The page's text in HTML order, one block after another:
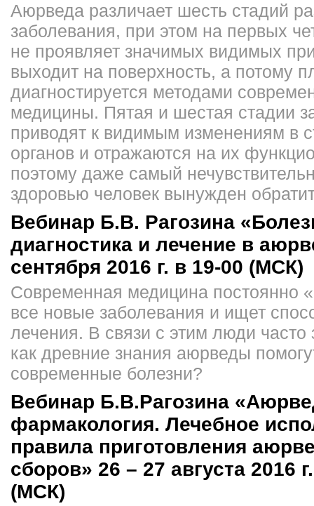
Аюрведа различает шесть стадий
заболевания, при этом на первых
не проявляет значимых видимых
выходит на поверхность, а потому
диагностируется методами
медицины. Пятая и шестая стадии
приводят к видимым изменениям в
органов и отражаются на их
поэтому даже самый
здоровью человек вынужден
Вебинар Б.В. Рагозина
диагностика и лечение в
сентября 2016 г. в 19-00 (МСК)
Современная медицина постоянно
все новые заболевания и ищет
лечения. В связи с этим люди часто
как древние знания аюрведы
современные болезни?
Вебинар Б.В.Рагозина
фармакология. Лечебное
правила приготовления
сборов» 26 – 27 августа 2016
(МСК)